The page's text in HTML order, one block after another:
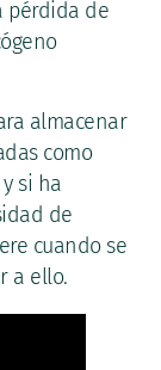
pérdida de
almacenar
como
si ha
de
cuando se
a ello.